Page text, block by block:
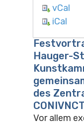
vCal
iCal
Hauger-
des
Vor allem